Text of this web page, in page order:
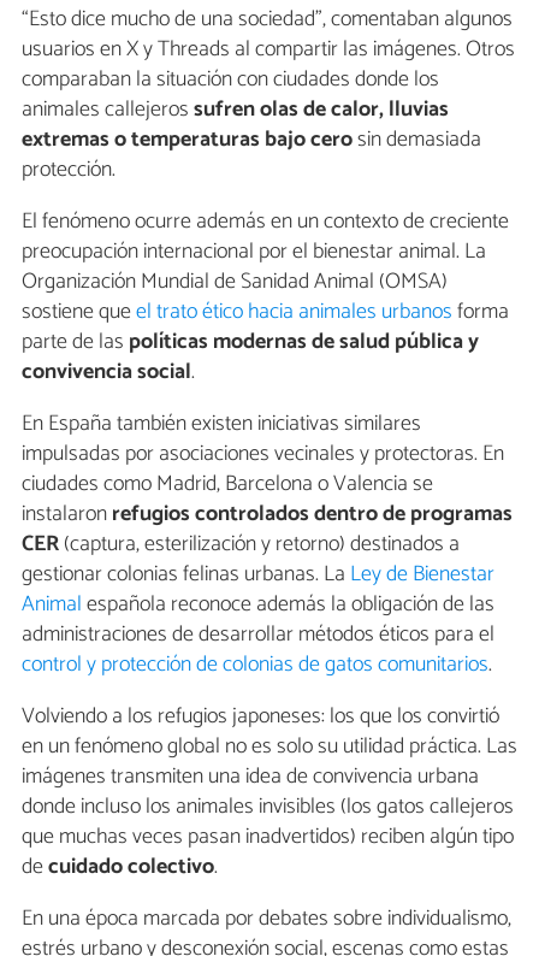
“Esto dice mucho de una sociedad”, comentaban algunos
usuarios en X y Threads al compartir las imágenes. Otros
comparaban la situación con ciudades donde los
animales callejerossufren olas de calor, lluvias
extremas o temperaturas bajo cerosin demasiada
protección.
El fenómeno ocurre además en un contexto de creciente
preocupación internacional por el bienestar animal. La
Organización Mundial de Sanidad Animal (OMSA)
sostiene queel trato ético hacia animales urbanosforma
parte de las políticas modernas de salud pública y
convivencia social.
En España también existen iniciativas similares
impulsadas por asociaciones vecinales y protectoras. En
ciudades como Madrid, Barcelona o Valencia se
instalaronrefugios controlados dentro de programas
CER(captura, esterilización y retorno) destinados a
gestionar colonias felinas urbanas. La Ley de Bienestar
Animalespañola reconoce además la obligación de las
administraciones de desarrollar métodos éticos para el
control y protección de colonias de gatos comunitarios.
Volviendo a los refugios japoneses: los que los convirtió
en un fenómeno global no es solo su utilidad práctica. Las
imágenes transmiten una idea de convivencia urbana
donde incluso los animales invisibles (los gatos callejeros
que muchas veces pasan inadvertidos) reciben algún tipo
decuidado colectivo.
En una época marcada por debates sobre individualismo,